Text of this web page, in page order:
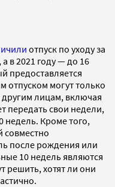
отпуск по уходу за
в 2021 году — до 16
предоставляется
отпуском могут только
другим лицам, включая
передать свои недели,
недель. Кроме того,
совместно
после рождения или
10 недель являются
решить, хотят ли они